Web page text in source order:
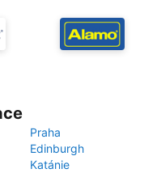
Praha
Edinburgh
Katánie